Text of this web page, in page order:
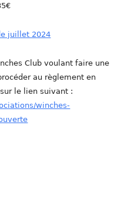
juillet 2024
Club voulant faire une
au règlement en
le lien suivant :
winches-